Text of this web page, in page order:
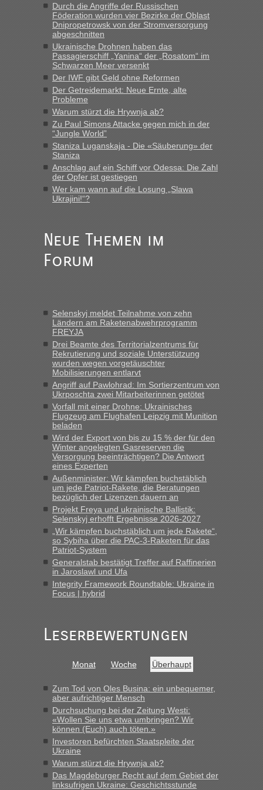
„Man sollte aber explizit dazu schreiben, daß es ein Zug von
LeoExpress ist - und nur auf deren Webseite kann man die
Fahrkarten kaufen. Zumindest ist es die erste Umsteigefreie
Verbindung von Deutschland...“
Recht, Visa und Dokumente • Re: Deklaration
gebrauchter Kleidung beim Zoll
„Vielen Dank, mit einem Briefchen meiner Frau im Gepäck
gab es keine Probleme“
in Recht, Visa und Dokumente • Re: Seit Anfang
des Jahres haben die Zollbeamten Verstöße im Wert von
fast 11 Milliarden aufgedeckt
„Am besten wäre natürlich, wenn die Frau mit dabei ist.
Alleinreisende Männer stehen schließlich immer unter
Verdacht.“
Milliarden aufgedeckt
„Kein Zoll. Du musst an sich nur sagen dass das privat ist
und du nicht damit handeln willst. So lange das nicht
gebrauchter Kleidung beim Zoll
„Hallo Leute, ich weiß nicht, ob ich hier richtig bin mit meiner
Anfrage. Ich möchte 4 Umzugskartons mit gebrauchter
Straßen Kleidung bei der Einreise in die Ukraine
mitnehmen. Es ist gebrauchte Kleidung...“
Berichte und Reisetipps • Re: An welchem
Grenzübergang zwischen Polen und der Ukraine geht es am
schnellsten?
„Wir sind mit unserem Wohnmobil, wie geplant am Montag
15.6. in Krakovets rüber. Sehr zeitig los gegen 5 Uhr in der
Früh. Mit sehr sehr wenig Verkehr, super bis zur Grenze. Nur
8 PKW vor der Schranke....“
Berichte und Reisetipps • Re: An welchem
Grenzübergang zwischen Polen und der Ukraine geht es am
schnellsten?
„Gestern 6 Stunden warten vor der Grenze Richtung Polen
in Krakowez mit dem Kleinbus. Abfertigung ging dann
schnell da auch Passagiere mit EU-Pass dabei waren“
Bernd D-UA inBerichte und Reisetipps • Re: An welchem
Grenzübergang zwischen Polen und der Ukraine geht es am
schnellsten?
vor mir, bin sonst der Erste oder Zweite, egal, nach ca 20
Minuten wurde dann die nächste Welle...“
Berichte und Reisetipps • Re: An welchem
schnellsten?
„Derzeit, ist es überall sehr voll an den Grenzen Ukraine/
Polen. Zb. Krakovets 100 PKW ca. 10 h Wartezeit. Wollen
Montag rüber, versuchen es sehr früh.“
Durch die Angriffe der Russischen
Föderation wurden vier Bezirke der Oblast
Dnipropetrowsk von der Stromversorgung
abgeschnitten
Ukrainische Drohnen haben das
Passagierschiff „Yanina“ der „Rosatom“ im
Schwarzen Meer versenkt
Der IWF gibt Geld ohne Reformen
Der Getreidemarkt: Neue Ernte, alte
Probleme
Warum stürzt die Hrywnja ab?
Zu Paul Simons Attacke gegen mich in der
“Jungle World”
Staniza Luganskaja - Die «Säuberung» der
Staniza
Anschlag auf ein Schiff vor Odessa: Die Zahl
der Opfer ist gestiegen
Wer kam wann auf die Losung „Slawa
Ukrajini!“?
Neue Themen im
Forum
Selenskyj meldet Teilnahme von zehn
Ländern am Raketenabwehrprogramm
FREYJA
Drei Beamte des Territorialzentrums für
Rekrutierung und soziale Unterstützung
wurden wegen vorgetäuschter
Mobilisierungen entlarvt
Angriff auf Pawlohrad: Im Sortierzentrum von
Ukrposchta zwei Mitarbeiterinnen getötet
Vorfall mit einer Drohne: Ukrainisches
Flugzeug am Flughafen Leipzig mit Munition
beladen
Wird der Export von bis zu 15 % der für den
Winter angelegten Gasreserven die
Versorgung beeinträchtigen? Die Antwort
eines Experten
Außenminister: Wir kämpfen buchstäblich
um jede Patriot-Rakete, die Beratungen
bezüglich der Lizenzen dauern an
Projekt Freya und ukrainische Ballistik:
Selenskyj erhofft Ergebnisse 2026-2027
„Wir kämpfen buchstäblich um jede Rakete“,
so Sybiha über die PAC-3-Raketen für das
Patriot-System
Generalstab bestätigt Treffer auf Raffinerien
in Jaroslawl und Ufa
Integrity Framework Roundtable: Ukraine in
Focus | hybrid
Leserbewertungen
Monat Woche Überhaupt
Zum Tod von Oles Busina: ein unbequemer,
aber aufrichtiger Mensch
Durchsuchung bei der Zeitung Westi:
«Wollen Sie uns etwa umbringen? Wir
können (Euch) auch töten.»
Investoren befürchten Staatspleite der
Ukraine
Warum stürzt die Hrywnja ab?
Das Magdeburger Recht auf dem Gebiet der
linksufrigen Ukraine: Geschichtsstunde